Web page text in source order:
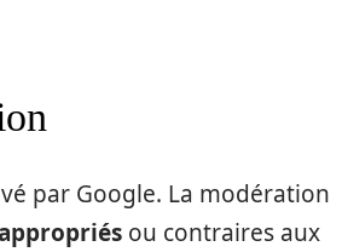
par Google. La modération
ou contraires aux